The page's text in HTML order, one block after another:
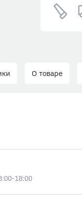
О товаре
18:00